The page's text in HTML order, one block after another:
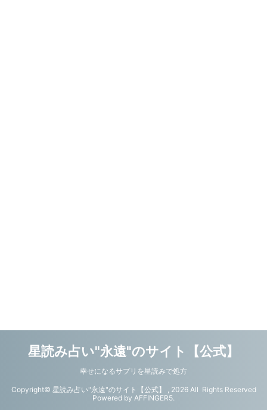
星読み占い"永遠"のサイト【公式】
幸せになるサプリを星読みで処方
Copyright© 星読み占い"永遠"のサイト【公式】 , 2026 All Rights Reserved
Powered by AFFINGER5.